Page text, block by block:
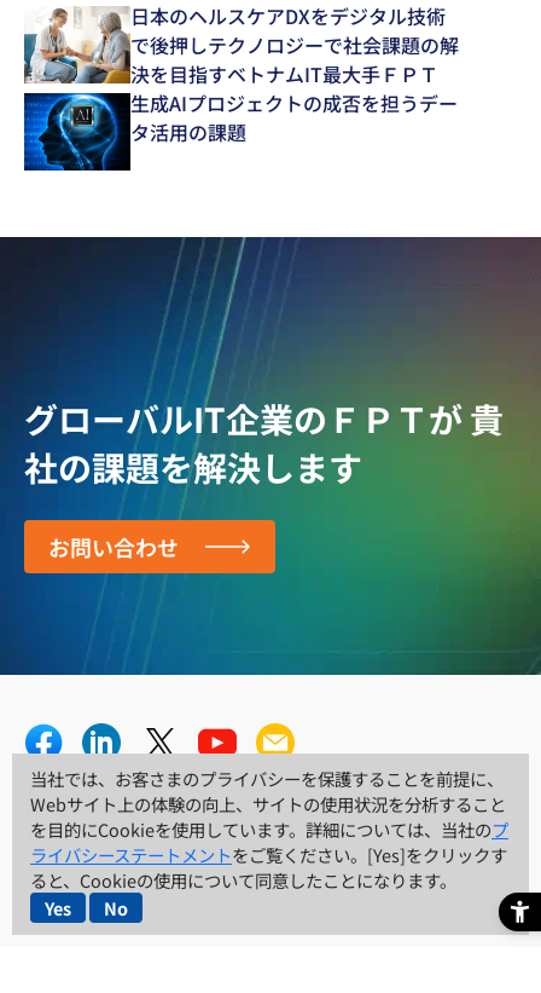
日本のヘルスケアDXをデジタル技術
で後押しテクノロジーで社会課題の解
決を目指すベトナムIT最大手ＦＰＴ
生成AIプロジェクトの成否を担うデー
タ活用の課題
グローバルIT企業のＦＰＴが貴
社の課題を解決します
お問い合わせ
会社概要 採用情報ニュースルームリソースセンター
お問い合わせ
サイトのご利用条件について ビジネス行動規範
当社では、お客さまのプライバシーを保護することを前提に、
Webサイト上の体験の向上、サイトの使用状況を分析すること
を目的にCookieを使用しています。詳細については、当社のプ
ライバシーステートメントをご覧ください。[Yes]をクリックす
ると、Cookieの使用について同意したことになります。
Yes
No
当社では、お客さまのプライバシーを保護することを前提に、
Webサイト上の体験の向上、サイトの使用状況を分析すること
を目的にCookieを使用しています。詳細については、当社のプ
ライバシーステートメントをご覧ください。[Yes]をクリックす
ると、Cookieの使用について同意したことになります。
Yes
No